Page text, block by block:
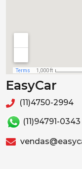
EasyCar
(11)4750-2994
(11)94791-0343